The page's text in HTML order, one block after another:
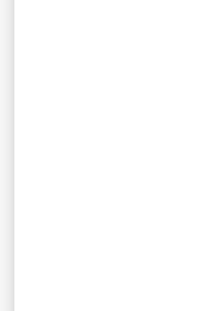
Veuillez lire
avant de prendre ce
contient des
Vous devez toujours
médicament en
les informations
ou par votre médecin
● Gardez cette
● Adressez-
pour tout conseil
● Si vous
indésirable,
ou à votre